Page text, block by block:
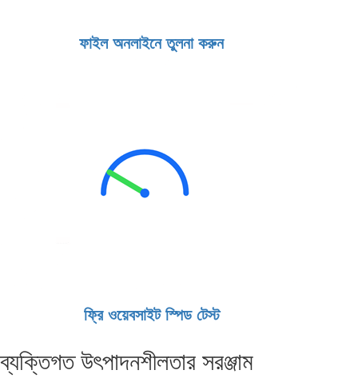
ফাইল অনলাইনে তুলনা করুন
ফ্রি ওয়েবসাইট স্পিড টেস্ট
ব্যক্তিগত উৎপাদনশীলতার সরঞ্জাম